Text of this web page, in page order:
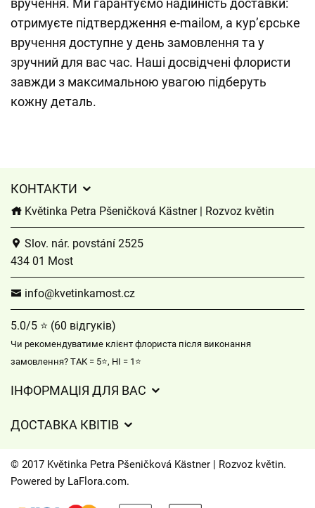
вручення. Ми гарантуємо надійність доставки:
отримуєте підтвердження e-mailом, а кур’єрське
вручення доступне у день замовлення та у
зручний для вас час. Наші досвідчені флористи
завжди з максимальною увагою підберуть
кожну деталь.
КОНТАКТИ
Květinka Petra Pšeničková Kästner | Rozvoz květin
Slov. nár. povstání 2525
434 01 Most
info@kvetinkamost.cz
5.0/5 ⭐ (60 відгуків)
Чи рекомендуватиме клієнт флориста після виконання
замовлення? ТАК = 5⭐, НІ = 1⭐
ІНФОРМАЦІЯ ДЛЯ ВАС
Захист персональних даних
Час доставки квітів – огляд можливостей
ДОСТАВКА КВІТІВ
Куди ми доставляємо квіти
© 2017 Květinka Petra Pšeničková Kästner | Rozvoz květin.
Powered by LaFlora.com.